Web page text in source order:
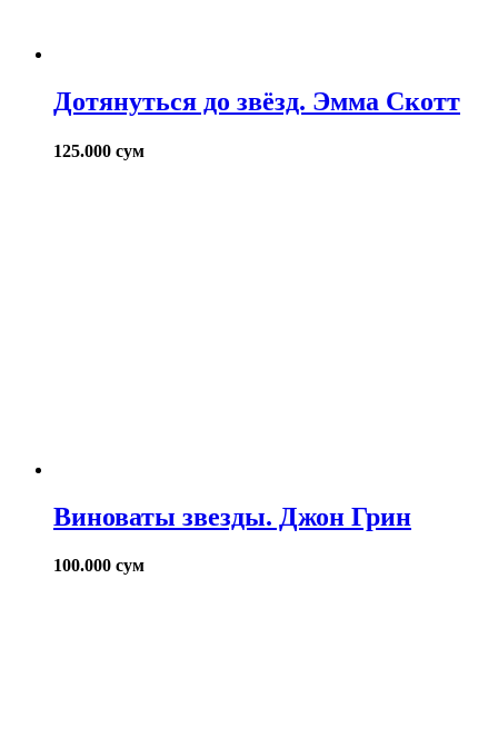
Дотянуться до звёзд. Эмма Скотт
125.000 сум
Виноваты звезды. Джон Грин
100.000 сум